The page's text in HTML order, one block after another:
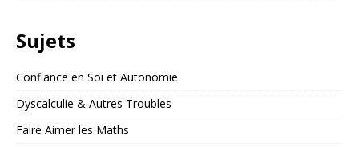
Sujets
Confiance en Soi et Autonomie
Dyscalculie & Autres Troubles
Faire Aimer les Maths